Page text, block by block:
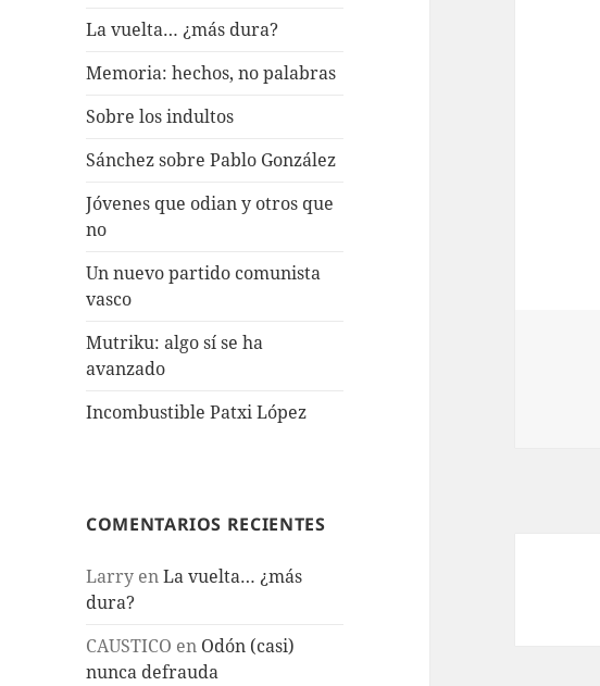
La vuelta… ¿más dura?
Memoria: hechos, no palabras
Sobre los indultos
Sánchez sobre Pablo González
Jóvenes que odian y otros que
no
Un nuevo partido comunista
vasco
Mutriku: algo sí se ha
avanzado
Incombustible Patxi López
COMENTARIOS RECIENTES
Larry enLa vuelta… ¿más
dura?
CAUSTICO en Odón (casi)
nunca defrauda